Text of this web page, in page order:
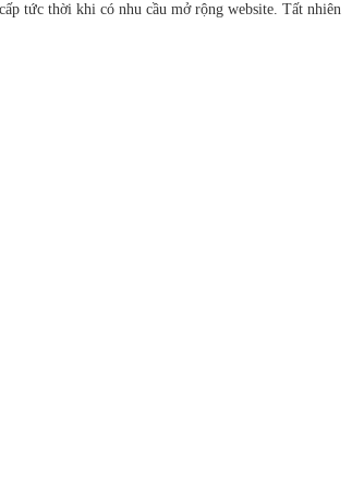
tức thời khi có nhu cầu mở rộng website. Tất nhiên